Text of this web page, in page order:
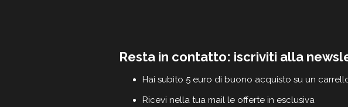
Resta in contatto: iscriviti alla
Hai subito 5 euro di buono acquisto su un
Ricevi nella tua mail le offerte in esclusiva